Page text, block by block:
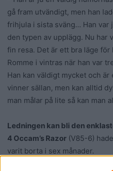
gå fram utvändigt, men han
frihjula i sista sväng… Han
den typen av upplägg. Nu har
fin resa. Det är ett bra läge för
Romme i vintras när han var
Han kan väldigt mycket och
vinner sällan, men kan alltid
man målar på lite så kan man
Ledningen kan bli den
4 Occam’s Razor (V85-6)
varit borta i sex månader.